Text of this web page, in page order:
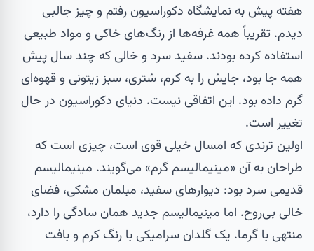
هفته پیش به نمایشگاه دکوراسیون رفتم و چیز جالبی
دیدم. تقریباً همه غرفه‌ها از رنگ‌های خاکی و مواد طبیعی
استفاده کرده بودند. سفید سرد و خالی که چند سال پیش
همه جا بود، جایش را به کرم، شتری، سبز زیتونی و قهوه‌ای
گرم داده بود. این اتفاقی نیست. دنیای دکوراسیون در حال
تغییر است.
اولین ترندی که امسال خیلی قوی است، چیزی است که
طراحان به آن «مینیمالیسم گرم» می‌گویند. مینیمالیسم
قدیمی سرد بود: دیوارهای سفید، مبلمان مشکی، فضای
خالی بی‌روح. اما مینیمالیسم جدید همان سادگی را دارد،
منتهی با گرما. یک گلدان سرامیکی با رنگ کرم و بافت